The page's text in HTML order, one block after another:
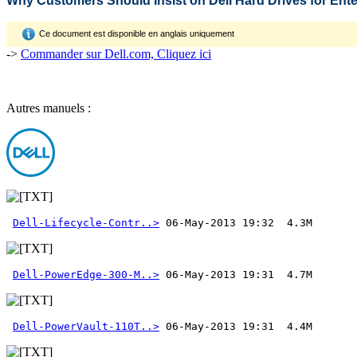
Ce document est disponible en anglais uniquement
-> Commander sur Dell.com, Cliquez ici
Autres manuels :
Dell-Lifecycle-Contr..>
Dell-PowerEdge-300-M..>
Dell-PowerVault-110T..>